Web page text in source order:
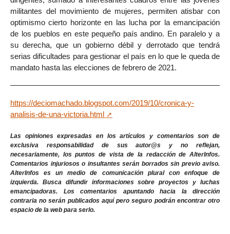
militantes del movimiento de mujeres, permiten atisbar con
optimismo cierto horizonte en las lucha por la emancipación
de los pueblos en este pequeño país andino. En paralelo y a
su derecha, que un gobierno débil y derrotado que tendrá
serias dificultades para gestionar el país en lo que le queda de
mandato hasta las elecciones de febrero de 2021.
https://deciomachado.blogspot.com/2019/10/cronica-y-
analisis-de-una-victoria.html
Las opiniones expresadas en los artículos y comentarios son de
exclusiva responsabilidad de sus autor@s y no reflejan,
necesariamente, los puntos de vista de la redacción de AlterInfos.
Comentarios injuriosos o insultantes serán borrados sin previo aviso.
AlterInfos es un medio de comunicación plural con enfoque de
izquierda. Busca difundir informaciones sobre proyectos y luchas
emancipadoras. Los comentarios apuntando hacia la dirección
contraria no serán publicados aquí pero seguro podrán encontrar otro
espacio de la web para serlo.